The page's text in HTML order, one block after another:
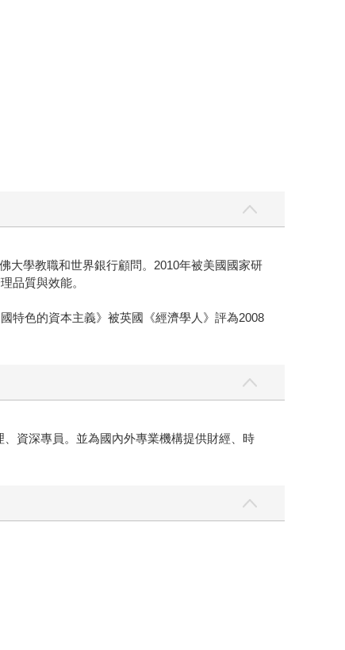
學教職和世界銀行顧問。2010年被美國國家研
品質與效能。
色的資本主義》被英國《經濟學人》評為2008
資深專員。並為國內外專業機構提供財經、時